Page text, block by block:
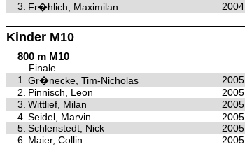
3. Fr�hlich, Maximilan 2004
Kinder M10
800 m M10
Finale
1.
Gr�necke, Tim-Nicholas 2005
2. Pinnisch, Leon 2005
3. Wittlief, Milan 2005
4. Seidel, Marvin 2005
5. Schlenstedt, Nick 2005
6. Maier, Collin 2005